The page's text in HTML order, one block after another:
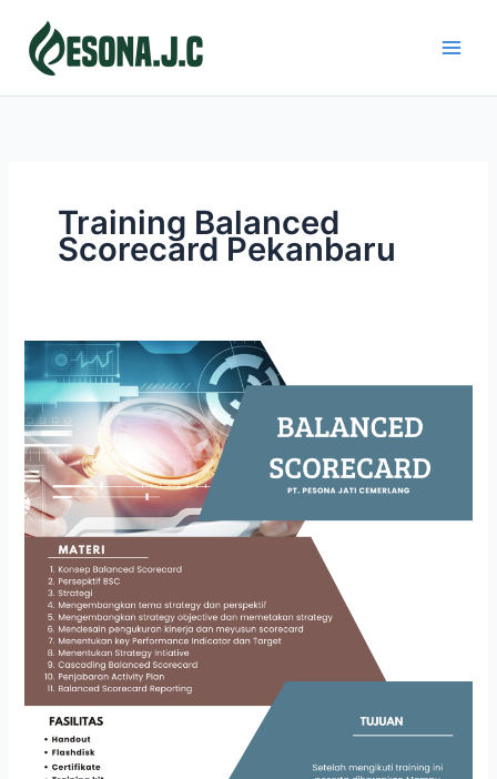
content
Training Balanced
Scorecard Pekanbaru
BALANCED
SCORECARD